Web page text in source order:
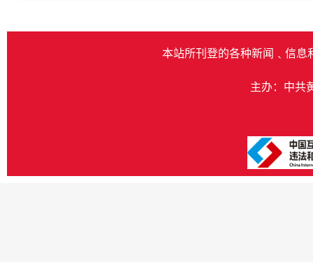
本站所刊登的各种新闻﹑信息
主办：中共